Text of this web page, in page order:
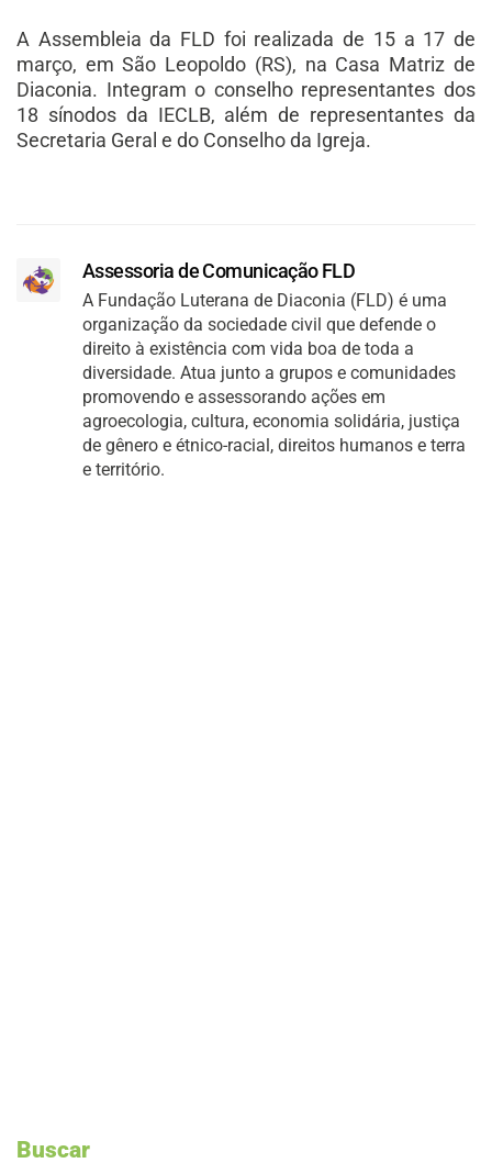
A Assembleia da FLD foi realizada de 15 a 17 de
março, em São Leopoldo (RS), na Casa Matriz de
Diaconia. Integram o conselho representantes dos
18 sínodos da IECLB, além de representantes da
Secretaria Geral e do Conselho da Igreja.
Assessoria de Comunicação FLD
A Fundação Luterana de Diaconia (FLD) é uma
organização da sociedade civil que defende o
direito à existência com vida boa de toda a
diversidade. Atua junto a grupos e comunidades
promovendo e assessorando ações em
agroecologia, cultura, economia solidária, justiça
de gênero e étnico-racial, direitos humanos e terra
e território.
Buscar